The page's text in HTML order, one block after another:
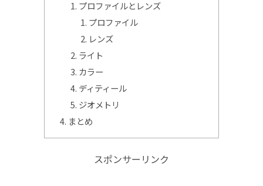
プロファイルとレンズ
プロファイル
レンズ
ライト
カラー
ディティール
ジオメトリ
まとめ
スポンサーリンク